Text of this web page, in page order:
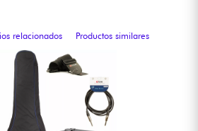
samplers
relacionados
Productos similares